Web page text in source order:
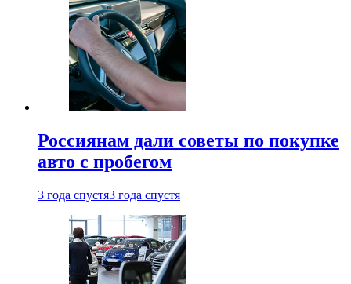
Россиянам дали советы по покупке
авто с пробегом
3 года спустя3 года спустя